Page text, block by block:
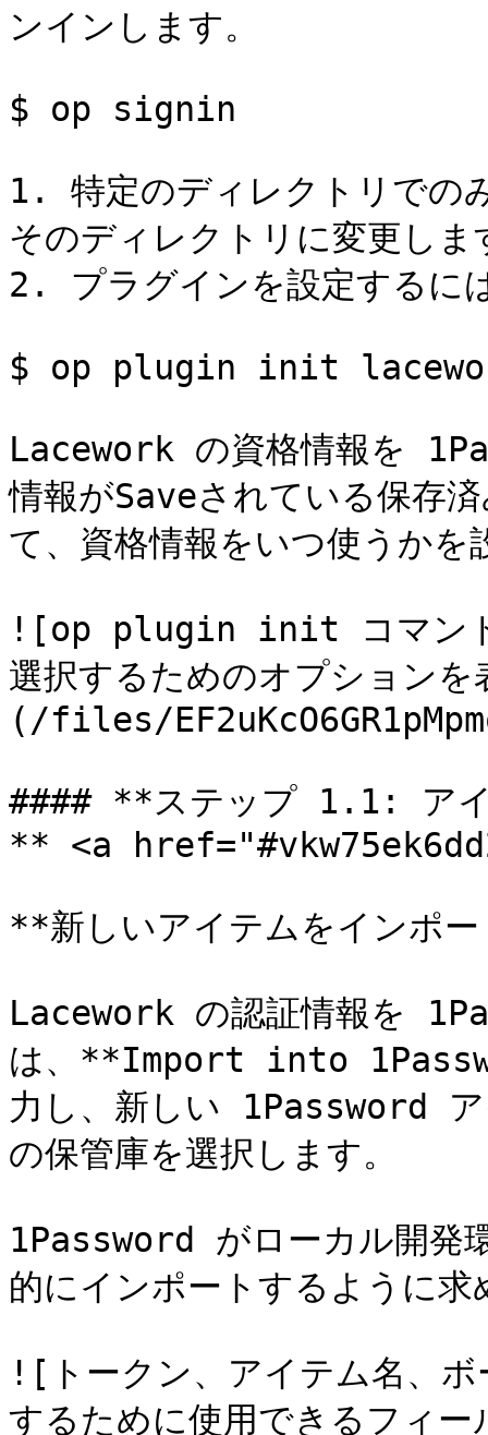
ンインします。
$ op signin
1. 特定のディレクトリでの
そのディレクトリに変更しま
2. プラグインを設定するに
$ op plugin init
Lacework の資格情報を
情報がSaveされている保存
て、資格情報をいつ使うか
![op plugin init コマンド
選択するためのオプション
(/files/
#### **ステップ 1.1: アイ
** <a
**新しいアイテムをインポ
Lacework の認証情報を
は、**Import into
力し、新しい 1Password ア
の保管庫を選択します。
1Password がローカル開発
的にインポートするように求
![トークン、アイテム名、
するために使用できるフィ